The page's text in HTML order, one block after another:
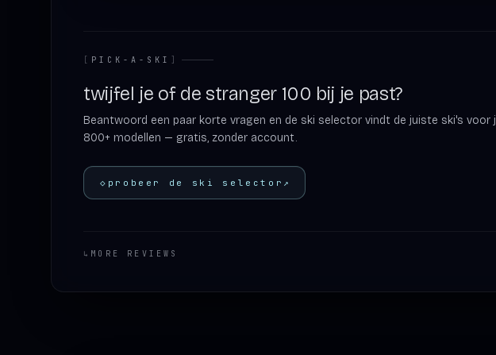
[ PICK-A-SKI ]
twijfel je of de stranger 100 bij je past?
Beantwoord een paar korte vragen en de ski selector vindt de juiste ski's voor
800+ modellen — gratis, zonder account.
◇ probeer de ski selector ↗
↳ MORE REVIEWS